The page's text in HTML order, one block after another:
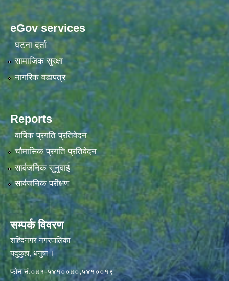
eGov services
घटना दर्ता
सामाजिक सुरक्षा
नागरिक वडापत्र
Reports
वार्षिक प्रगति प्रतिवेदन
चौमासिक प्रगति प्रतिवेदन
सार्वजनिक सुनुवाई
सार्वजनिक परीक्षण
सम्पर्क विवरण
शहिदनगर नगरपालिका
यदुकुहा, धनुषा ।
फाेन नं.०४१-५४१००४०,५४१००१९